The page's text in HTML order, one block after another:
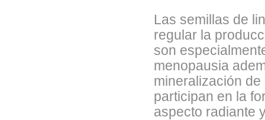
Las semillas de
regular la
son
menopausia
mineralización
participan en la
aspecto radiante